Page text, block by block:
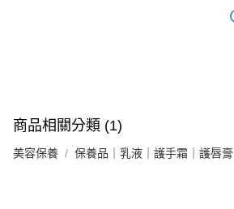
商品相關分類 (1)
美容保養 保養品｜乳液｜護手霜｜護唇膏